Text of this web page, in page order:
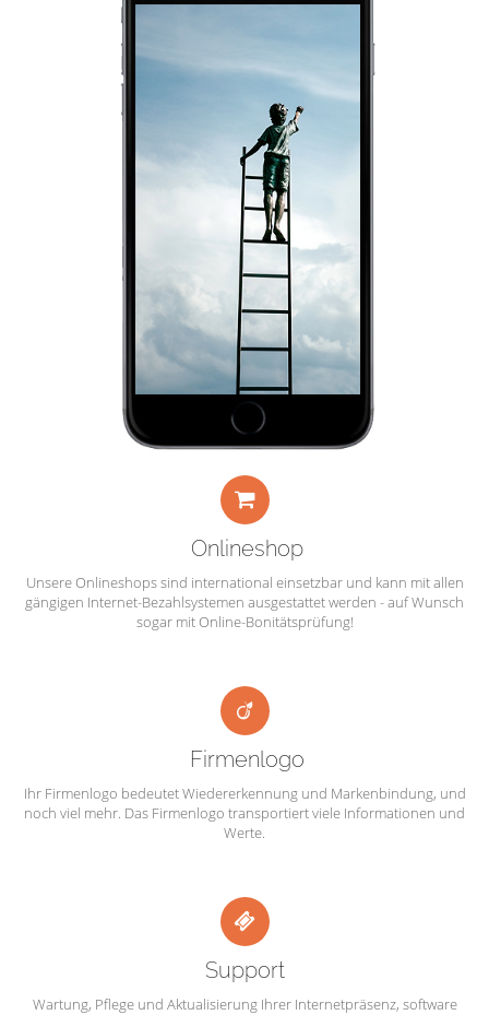
Onlineshop
Unsere Onlineshops sind international einsetzbar und kann mit allen
gängigen Internet-Bezahlsystemen ausgestattet werden - auf Wunsch
sogar mit Online-Bonitätsprüfung!
Firmenlogo
Ihr Firmenlogo bedeutet Wiedererkennung und Markenbindung, und
noch viel mehr. Das Firmenlogo transportiert viele Informationen und
Werte.
Support
Wartung, Pflege und Aktualisierung Ihrer Internetpräsenz, software